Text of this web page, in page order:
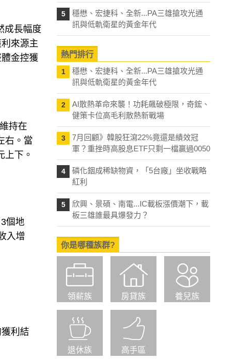
成長幅度
來源主
金控獲
持在
右。當
上下。
個地
入增
利結
5
穩懋、宏捷科、全新...PA三雄搶攻光通
訊與低軌衛星的黃金年代
熱門排行
1
穩懋、宏捷科、全新...PA三雄搶攻光通
訊與低軌衛星的黃金年代
2
AI散熱革命來襲！功耗飆破極限，奇鋐、
健策卡位高毛利散熱新戰場
3
7月回顧》韓股狂瀉22%竟還是績效冠
軍？重挫時高股息ETF只剩一檔贏過0050
4
磷化銦成稀缺物資，「5台廠」坐收戰略
紅利
5
欣興、景碩、南電...IC載板漲價潮下，載
板三雄誰最具爆發力？
你是哪種族群?
領薪族 房貸族 養兒族
退休族 高手區